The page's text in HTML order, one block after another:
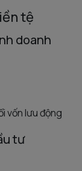
tệ
doanh
vốn lưu động
tư